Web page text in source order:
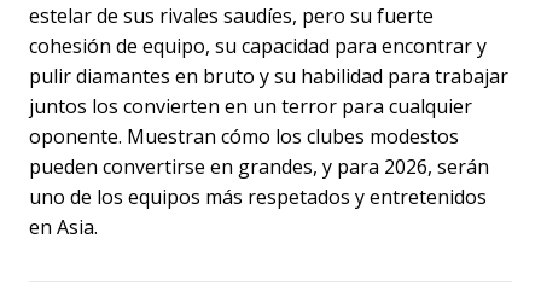
estelar de sus rivales saudíes, pero su fuerte
cohesión de equipo, su capacidad para encontrar y
pulir diamantes en bruto y su habilidad para trabajar
juntos los convierten en un terror para cualquier
oponente. Muestran cómo los clubes modestos
pueden convertirse en grandes, y para 2026, serán
uno de los equipos más respetados y entretenidos
en Asia.